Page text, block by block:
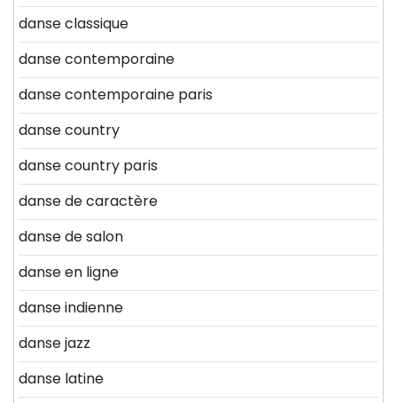
danse classique
danse contemporaine
danse contemporaine paris
danse country
danse country paris
danse de caractère
danse de salon
danse en ligne
danse indienne
danse jazz
danse latine